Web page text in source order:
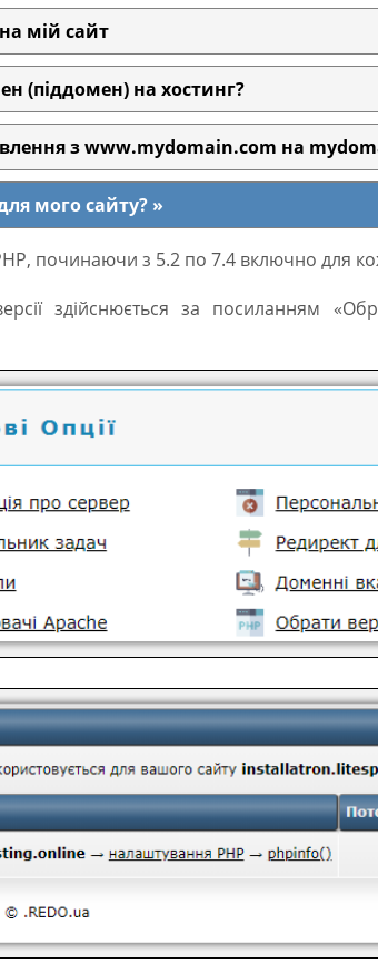
мій сайт
(піддомен) на хостинг?
з www.mydomain.com на
мого сайту?
починаючи з 5.2 по 7.4 включно для
здійснюється за посиланням